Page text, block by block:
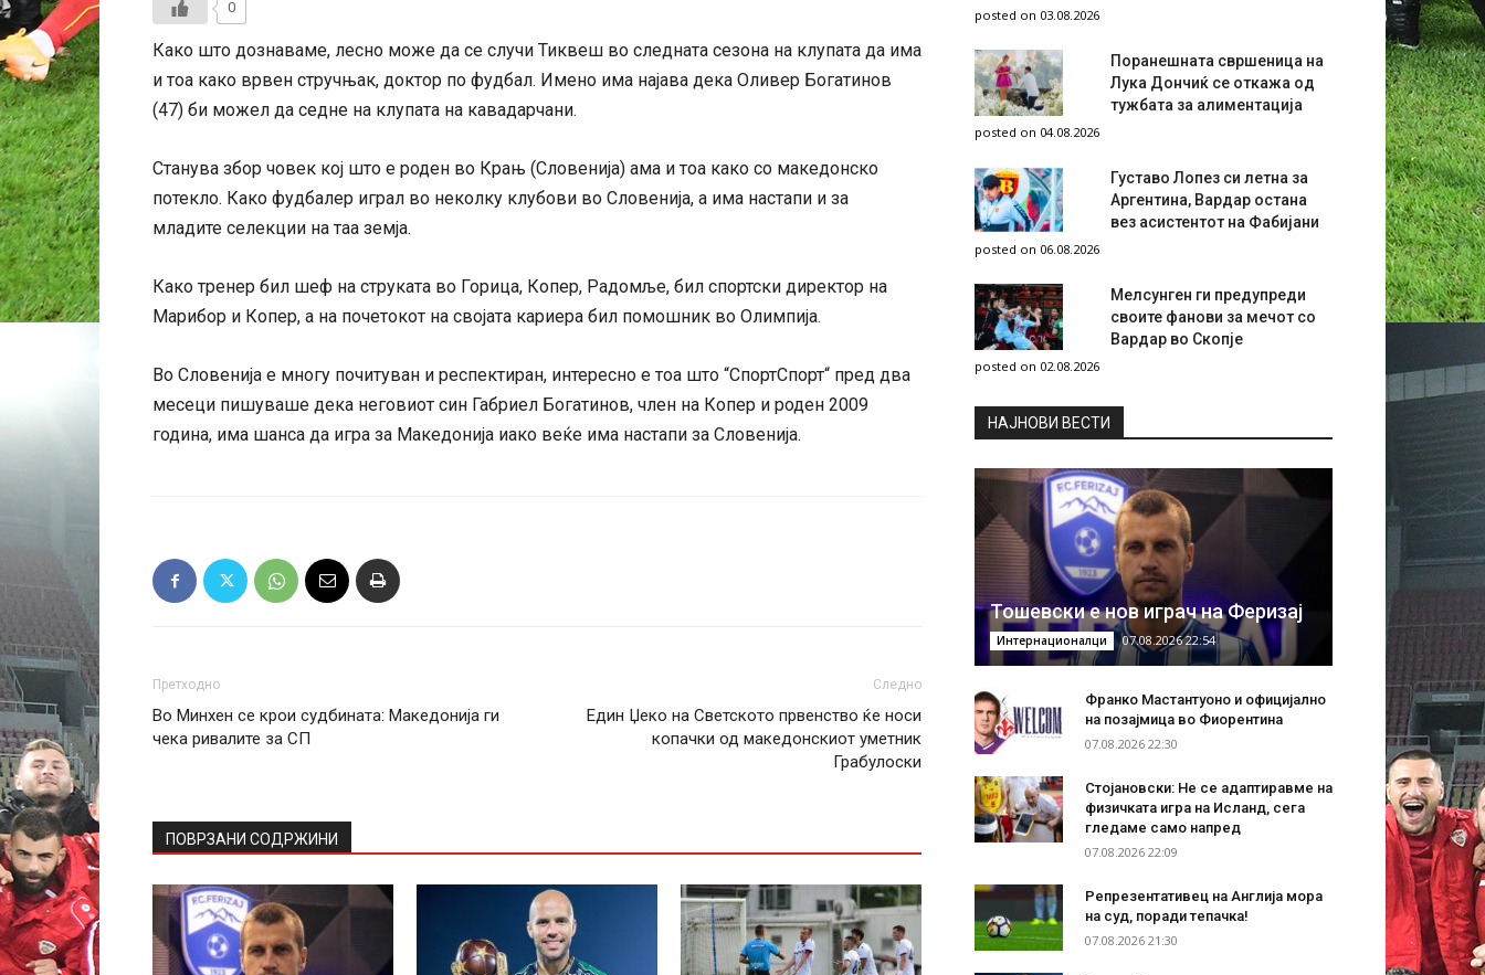
0
Како што дознаваме, лесно може да се случи Тиквеш во следната сезона на клупата да има
и тоа како врвен стручњак, доктор по фудбал. Имено има најава дека Оливер Богатинов
(47) би можел да седне на клупата на кавадарчани.
Станува збор човек кој што е роден во Крањ (Словенија) ама и тоа како со македонско
потекло. Како фудбалер играл во неколку клубови во Словенија, а има настапи и за
младите селекции на таа земја.
Како тренер бил шеф на струката во Горица, Копер, Радомље, бил спортски директор на
Марибор и Копер, а на почетокот на својата кариера бил помошник во Олимпија.
Во Словенија е многу почитуван и респектиран, интересно е тоа што “СпортСпорт“ пред два
месеци пишуваше дека неговиот син Габриел Богатинов, член на Копер и роден 2009
година, има шанса да игра за Македонија иако веќе има настапи за Словенија.
Претходно
Во Минхен се крои судбината: Македонија ги
чека ривалите за СП
Следно
Един Џеко на Светското првенство ќе носи
копачки од македонскиот уметник
Грабулоски
ПОВРЗАНИ СОДРЖИНИ
posted on 03.08.2026
Поранешната свршеница на
Лука Дончиќ се откажа од
тужбата за алиментација
posted on 04.08.2026
Густаво Лопез си летна за
Аргентина, Вардар остана
вез асистентот на Фабијани
posted on 06.08.2026
Мелсунген ги предупреди
своите фанови за мечот со
Вардар во Скопје
posted on 02.08.2026
НAЈНОВИ ВЕСТИ
Тошевски е нов играч на Феризај
Интернационалци 07.08.2026 22:54
Франко Мастантуоно и официјално
на позајмица во Фиорентина
07.08.2026 22:30
Стојановски: Не се адаптиравме на
физичката игра на Исланд, сега
гледаме само напред
07.08.2026 22:09
Репрезентативец на Англија мора
на суд, поради тепачка!
07.08.2026 21:30